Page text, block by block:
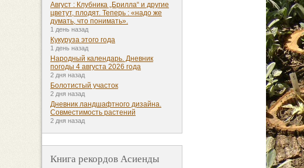
Август : Клубника „Брилла“ и другие
цветут, плодят. Теперь : «надо же
думать, что понимать».
1 день назад
Кукуруза этого года
1 день назад
Народный календарь. Дневник
погоды 4 августа 2026 года
2 дня назад
Болотистый участок
2 дня назад
Дневник ландшафтного дизайна.
Совместимость растений
2 дня назад
Книга рекордов Асиенды